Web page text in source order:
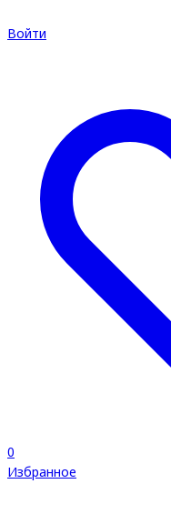
Войти
0
Избранное